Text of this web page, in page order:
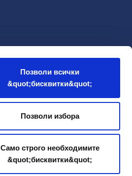
Позволи всички
&quot;бисквитки&quot;
Позволи избора
Само строго необходимите
&quot;бисквитки&quot;